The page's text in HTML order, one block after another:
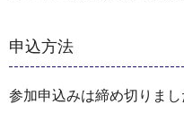
申込方法
参加申込みは締め切りまし